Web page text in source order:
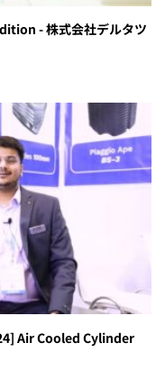
- 株式会社デルタツ
Air Cooled Cylinder